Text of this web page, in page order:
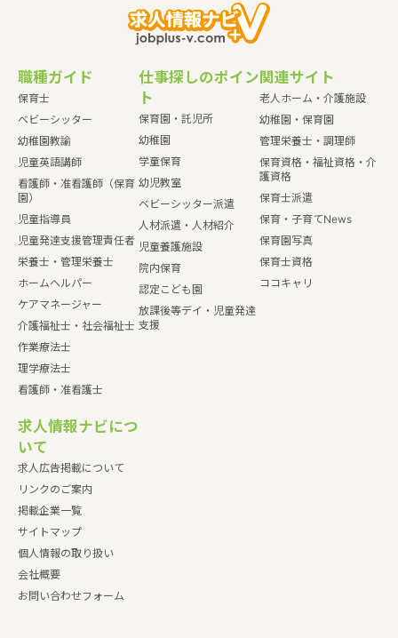
職種ガイド
保育士
ベビーシッター
幼稚園教諭
児童英語講師
看護師・准看護師（保育
園）
児童指導員
児童発達支援管理責任者
栄養士・管理栄養士
ホームヘルパー
ケアマネージャー
介護福祉士・社会福祉士
作業療法士
理学療法士
看護師・准看護士
仕事探しのポイン
ト
保育園・託児所
幼稚園
学童保育
幼児教室
ベビーシッター派遣
人材派遣・人材紹介
児童養護施設
院内保育
認定こども園
放課後等デイ・児童発達
支援
関連サイト
老人ホーム・介護施設
幼稚園・保育園
管理栄養士・調理師
保育資格・福祉資格・介
護資格
保育士派遣
保育・子育てNews
保育園写真
保育士資格
ココキャリ
求人情報ナビにつ
いて
求人広告掲載について
リンクのご案内
掲載企業一覧
サイトマップ
個人情報の取り扱い
会社概要
お問い合わせフォーム